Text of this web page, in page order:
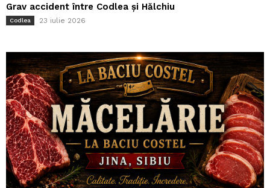
Grav accident între Codlea și Hălchiu
Codlea 23 iulie 2026